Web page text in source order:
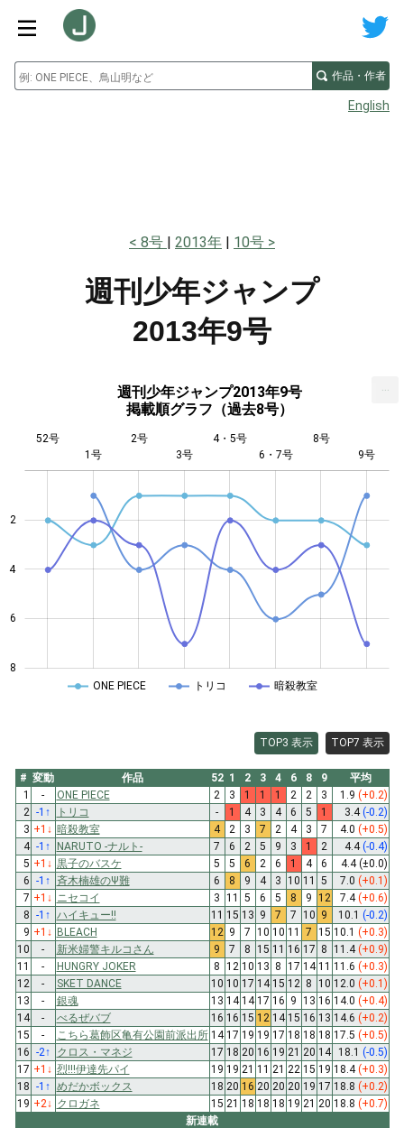
作品・作者
English
8号 2013年 10号
週刊少年ジャンプ
2013年9号
週刊少年ジャンプ2013年9号
掲載順グラフ（過去8号）
4
2
4
6
8
52号
1号
2号
3号
4・5号
6・7号
8号
9号
ONE PIECE トリコ 暗殺教室
TOP3 表示 TOP7 表示
# 変動 作品 52 1 2 3 4 6 8 9
平均
1
- ONE PIECE 2 3 1 1 1 2 2 3 1.9 (+0.2)
2 -1 ↑ トリコ - 1 4 3 4 6 5 1 3.4(-0.2)
3 +1 ↓ 暗殺教室 4 2 3 7 2 4 3 7 4.0 (+0.5)
4 -1 ↑ NARUTO -ナルト- 7 6 2 5 9 3 1 2 4.4(-0.4)
5 +1 ↓ 黒子のバスケ 5 5 6 2 6 1 4 6 4.4(±0.0)
6 -1 ↑ 斉木楠雄のΨ難 6 8 9 4 3 10 11 5 7.0 (+0.1)
7 +1 ↓ ニセコイ 3 11 5 6 5 8 9 12 7.4(+0.6)
8 -1 ↑ ハイキュー!! 11 15 13 9 7 7 10 9 10.1 (-0.2)
9 +1 ↓ BLEACH 12 9 7 10 10 11 7 15 10.1 (+0.3)
10
- 新米婦警キルコさん 9 7 8 15 11 16 17 8 11.4(+0.9)
11
- HUNGRY JOKER 8 12 10 13 8 17 14 11 11.6 (+0.3)
12
- SKET DANCE 10 10 17 14 15 12 8 10 12.0 (+0.1)
13
- 銀魂 13 14 14 17 16 9 13 16 14.0 (+0.4)
14
- べるぜバブ 16 16 15 12 14 15 16 13 14.6 (+0.2)
15
- こちら葛飾区亀有公園前派出所 14 17 19 19 17 18 18 18 17.5 (+0.5)
16 -2↑ クロス・マネジ 17 18 20 16 19 21 20 14 18.1 (-0.5)
17 +1 ↓ 烈!!!伊達先パイ 19 19 21 11 21 22 15 19 18.4(+0.3)
18 -1 ↑ めだかボックス 18 20 16 20 20 20 19 17 18.8 (+0.2)
19 +2↓ クロガネ 15 21 18 18 18 19 21 20 18.8 (+0.7)
新連載